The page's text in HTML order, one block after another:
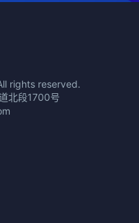
rights reserved.
北段1700号